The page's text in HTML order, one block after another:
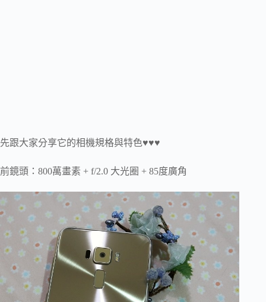
先跟大家分享它的相機規格與特色♥♥♥
前鏡頭：800萬畫素 + f/2.0 大光圈 + 85度廣角